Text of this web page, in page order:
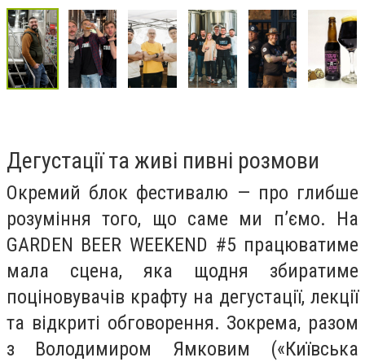
Дегустації та живі пивні розмови
Окремий блок фестивалю — про глибше
розуміння того, що саме ми п’ємо. На
GARDEN BEER WEEKEND #5 працюватиме
мала сцена, яка щодня збиратиме
поціновувачів крафту на дегустації, лекції
та відкриті обговорення. Зокрема, разом
з Володимиром Ямковим («Київська